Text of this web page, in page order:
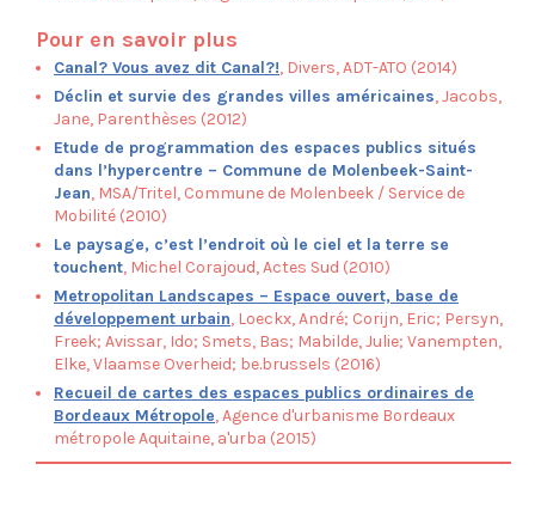
Pour en savoir plus
Canal? Vous avez dit Canal?!, Divers, ADT-ATO (2014)
Déclin et survie des grandes villes américaines, Jacobs,
Jane, Parenthèses (2012)
Etude de programmation des espaces publics situés
dans l’hypercentre – Commune de Molenbeek-Saint-
Jean, MSA/Tritel, Commune de Molenbeek / Service de
Mobilité (2010)
Le paysage, c’est l’endroit où le ciel et la terre se
touchent, Michel Corajoud, Actes Sud (2010)
Metropolitan Landscapes – Espace ouvert, base de
développement urbain, Loeckx, André; Corijn, Eric; Persyn,
Freek; Avissar, Ido; Smets, Bas; Mabilde, Julie; Vanempten,
Elke, Vlaamse Overheid; be.brussels (2016)
Recueil de cartes des espaces publics ordinaires de
Bordeaux Métropole, Agence d'urbanisme Bordeaux
métropole Aquitaine, a'urba (2015)